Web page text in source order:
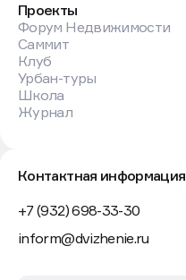
Проекты
Форум Недвижимости
Саммит
Клуб
Урбан-туры
Школа
Журнал
Контактная информация
+7 (932) 698-33-30
inform@dvizhenie.ru